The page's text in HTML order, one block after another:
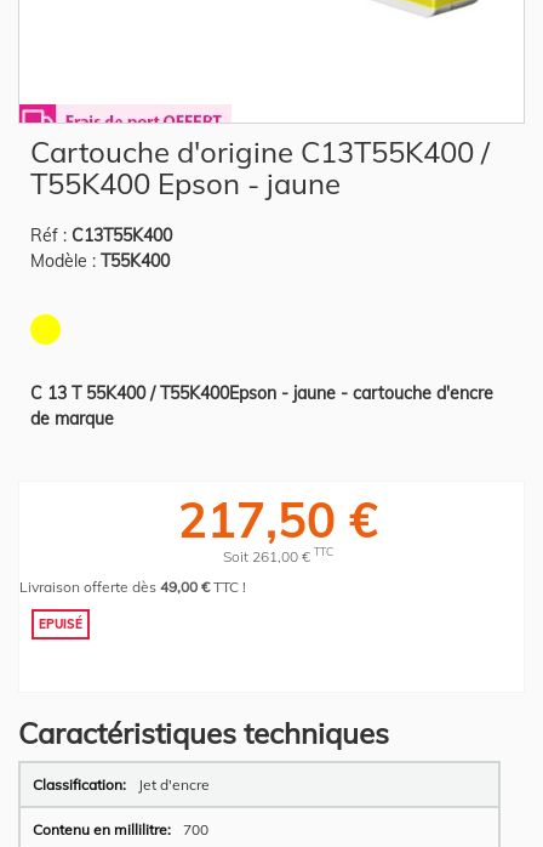
the
beginning
images
gallery
Cartouche d'origine C13T55K400 /
T55K400 Epson - jaune
Réf : C13T55K400
Modèle : T55K400
C 13 T 55K400 / T55K400Epson - jaune - cartouche d'encre
de marque
217,50 €
Soit 261,00 € TTC
Livraison offerte dès 49,00 €TTC !
EPUISÉ
Caractéristiques techniques
Plus
d’information
Jet d'encre
700